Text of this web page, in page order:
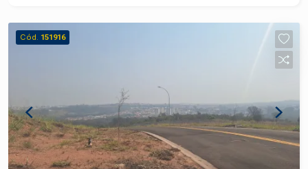
exclusivas. Situado na estrada do Bongue,
próximo ao Rio Piracicaba e cercado por áreas
do Porto, a 10 minutos do Shopping Piracicaba e
a 6 minutos do Carrefour. Agende uma visita e
descubra o melhor local para construir o futuro da
sua família. Detalhes: - 4 praças com itens de
lazer - Pocket Fitness - Pocket Park - Pocket
Cód. 151916